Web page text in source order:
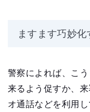
ますます巧妙
警察によれば、こ
来るよう促すか、
オ通話などを利用